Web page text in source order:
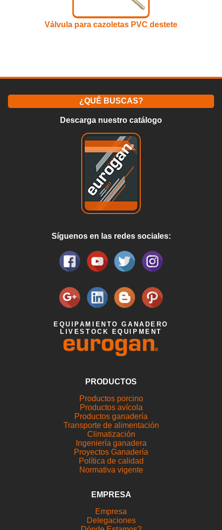
Válvula para cazoletas PVC destete
¿QUÉ BUSCAS?
Descarga nuestro catálogo
Síguenos en las redes sociales:
EQUIPAMIENTO GANADERO
LIVESTOCK EQUIPMENT
PRODUCTOS
Productos porcino
Productos avícola
Productos ganadería
Transporte de alimentación
Climatización
Ingeniería ganadera
Proyectos Ganadería
Política de calidad
Normativa vigente
EMPRESA
Empresa
Delegaciones